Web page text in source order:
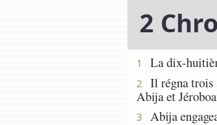
2
1 La dix-
2
Il régna trois
Abija et
3
Abija